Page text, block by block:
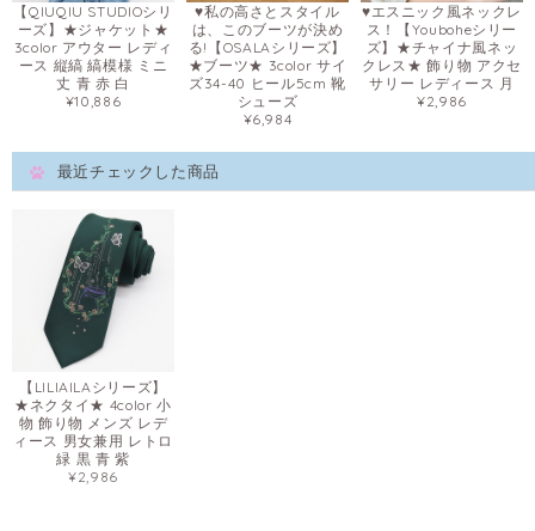
【QIUQIU STUDIOシリ
ーズ】★ジャケット★
3color アウター レディ
ース 縦縞 縞模様 ミニ
丈 青 赤 白
¥10,886
♥私の高さとスタイル
は、このブーツが決め
る!【OSALAシリーズ】
★ブーツ★ 3color サイ
ズ34-40 ヒール5cm 靴
シューズ
¥6,984
♥エスニック風ネックレ
ス！【Youboheシリー
ズ】★チャイナ風ネッ
クレス★ 飾り物 アクセ
サリー レディース 月
¥2,986
最近チェックした商品
【LILIAILAシリーズ】
★ネクタイ★ 4color 小
物 飾り物 メンズ レデ
ィース 男女兼用 レトロ
緑 黒 青 紫
¥2,986